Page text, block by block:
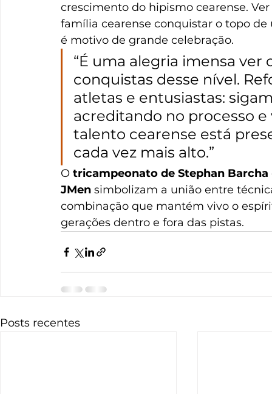
crescimento do hipismo cearense.
família cearense conquistar o topo
é motivo de grande celebração.
“É uma alegria imensa
conquistas desse nível.
atletas e entusiastas:
acreditando no processo e
talento cearense está
cada vez mais alto.”
O tricampeonato de Stephan Barcha
JMen simbolizam a união entre
combinação que mantém vivo o
gerações dentro e fora das pistas.
Posts recentes